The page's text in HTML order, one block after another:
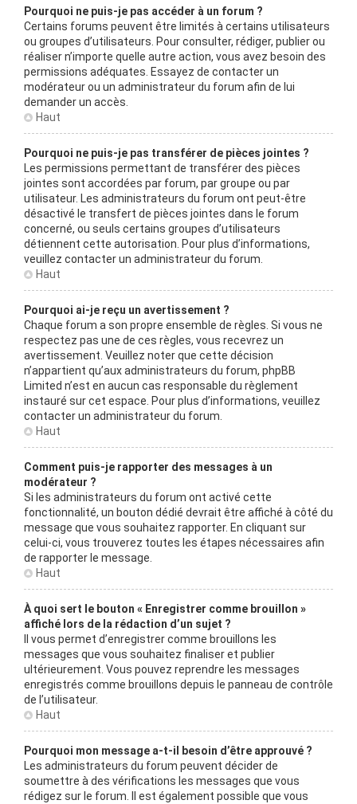
Pourquoi ne puis-je pas accéder à un forum ?
Certains forums peuvent être limités à certains utilisateurs
ou groupes d’utilisateurs. Pour consulter, rédiger, publier ou
réaliser n’importe quelle autre action, vous avez besoin des
permissions adéquates. Essayez de contacter un
modérateur ou un administrateur du forum afin de lui
demander un accès.
Haut
Pourquoi ne puis-je pas transférer de pièces jointes ?
Les permissions permettant de transférer des pièces
jointes sont accordées par forum, par groupe ou par
utilisateur. Les administrateurs du forum ont peut-être
désactivé le transfert de pièces jointes dans le forum
concerné, ou seuls certains groupes d’utilisateurs
détiennent cette autorisation. Pour plus d’informations,
veuillez contacter un administrateur du forum.
Haut
Pourquoi ai-je reçu un avertissement ?
Chaque forum a son propre ensemble de règles. Si vous ne
respectez pas une de ces règles, vous recevrez un
avertissement. Veuillez noter que cette décision
n’appartient qu’aux administrateurs du forum, phpBB
Limited n’est en aucun cas responsable du règlement
instauré sur cet espace. Pour plus d’informations, veuillez
contacter un administrateur du forum.
Haut
Comment puis-je rapporter des messages à un
modérateur ?
Si les administrateurs du forum ont activé cette
fonctionnalité, un bouton dédié devrait être affiché à côté du
message que vous souhaitez rapporter. En cliquant sur
celui-ci, vous trouverez toutes les étapes nécessaires afin
de rapporter le message.
Haut
À quoi sert le bouton « Enregistrer comme brouillon »
affiché lors de la rédaction d’un sujet ?
Il vous permet d’enregistrer comme brouillons les
messages que vous souhaitez finaliser et publier
ultérieurement. Vous pouvez reprendre les messages
enregistrés comme brouillons depuis le panneau de contrôle
de l’utilisateur.
Haut
Pourquoi mon message a-t-il besoin d’être approuvé ?
Les administrateurs du forum peuvent décider de
soumettre à des vérifications les messages que vous
rédigez sur le forum. Il est également possible que vous